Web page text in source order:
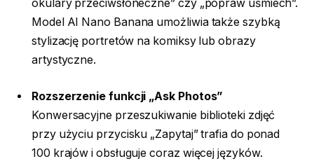
okulary przeciwsłoneczne” czy „popraw uśmiech”.
Model AI Nano Banana umożliwia także szybką
stylizację portretów na komiksy lub obrazy
artystyczne.
Rozszerzenie funkcji „Ask Photos”
Konwersacyjne przeszukiwanie biblioteki zdjęć
przy użyciu przycisku „Zapytaj” trafia do ponad
100 krajów i obsługuje coraz więcej języków.